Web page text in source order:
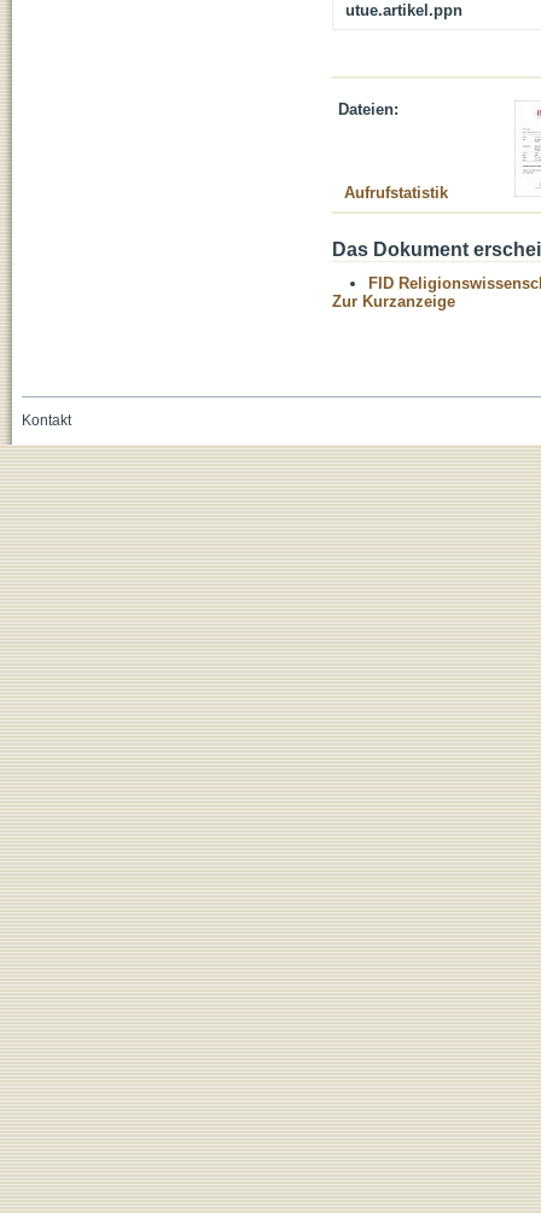
utue.artikel.ppn
Dateien:
Aufrufstatistik
Das Dokument
FID
Zur Kurzanzeige
Kontakt